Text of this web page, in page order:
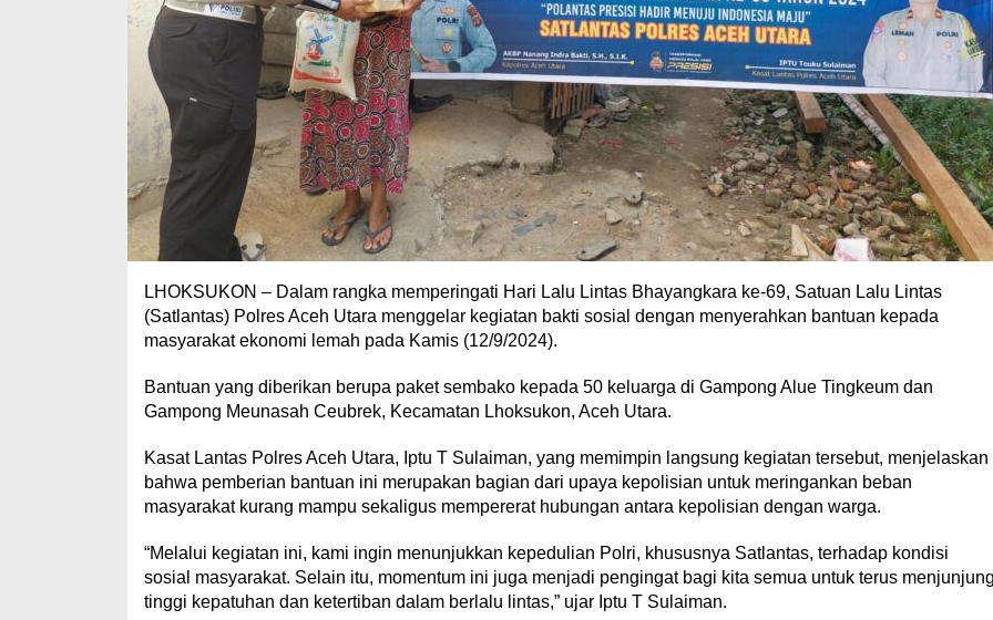
LHOKSUKON – Dalam rangka memperingati Hari Lalu Lintas Bhayangkara ke-69, Satuan Lalu Lintas
(Satlantas) Polres Aceh Utara menggelar kegiatan bakti sosial dengan menyerahkan bantuan kepada
masyarakat ekonomi lemah pada Kamis (12/9/2024).
Bantuan yang diberikan berupa paket sembako kepada 50 keluarga di Gampong Alue Tingkeum dan
Gampong Meunasah Ceubrek, Kecamatan Lhoksukon, Aceh Utara.
Kasat Lantas Polres Aceh Utara, Iptu T Sulaiman, yang memimpin langsung kegiatan tersebut, menjelaskan
bahwa pemberian bantuan ini merupakan bagian dari upaya kepolisian untuk meringankan beban
masyarakat kurang mampu sekaligus mempererat hubungan antara kepolisian dengan warga.
“Melalui kegiatan ini, kami ingin menunjukkan kepedulian Polri, khususnya Satlantas, terhadap kondisi
sosial masyarakat. Selain itu, momentum ini juga menjadi pengingat bagi kita semua untuk terus
tinggi kepatuhan dan ketertiban dalam berlalu lintas,” ujar Iptu T Sulaiman.